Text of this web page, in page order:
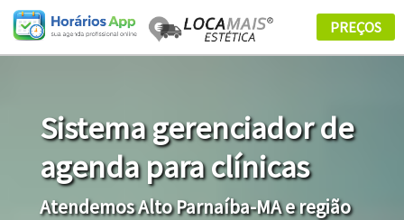
Sistema gerenciador de
agenda para clínicas
Atendemos Alto Parnaíba-MA e região